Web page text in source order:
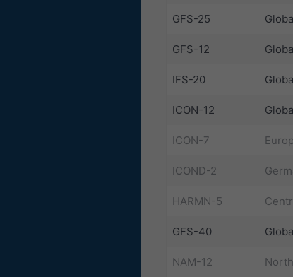
GFS-25
GFS-12
IFS-20
ICON-12
ICON-7
ICOND-2
HARMN-5
GFS-40
NAM-12